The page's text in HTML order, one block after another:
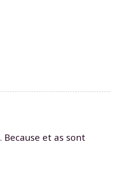
. Because et as sont